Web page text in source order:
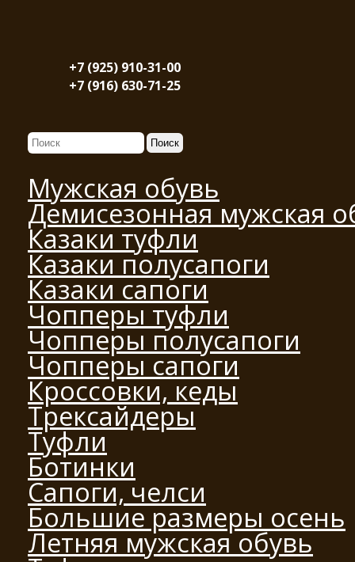
+7 (925) 910-31-00
+7 (916) 630-71-25
Мужская обувь
Демисезонная мужская
Казаки туфли
Казаки полусапоги
Казаки сапоги
Чопперы туфли
Чопперы полусапоги
Чопперы сапоги
Кроссовки, кеды
Трексайдеры
Туфли
Ботинки
Сапоги, челси
Большие размеры осень
Летняя мужская обувь